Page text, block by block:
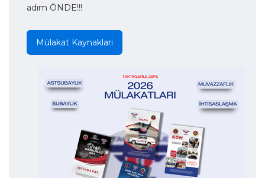
adım ÖNDE!!!
Mülakat Kaynakları